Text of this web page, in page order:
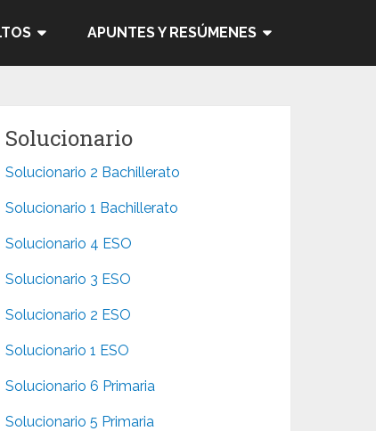
APUNTES Y RESÚMENES
Solucionario
Solucionario 2 Bachillerato
Solucionario 1 Bachillerato
Solucionario 4 ESO
Solucionario 3 ESO
Solucionario 2 ESO
Solucionario 1 ESO
Solucionario 6 Primaria
Solucionario 5 Primaria